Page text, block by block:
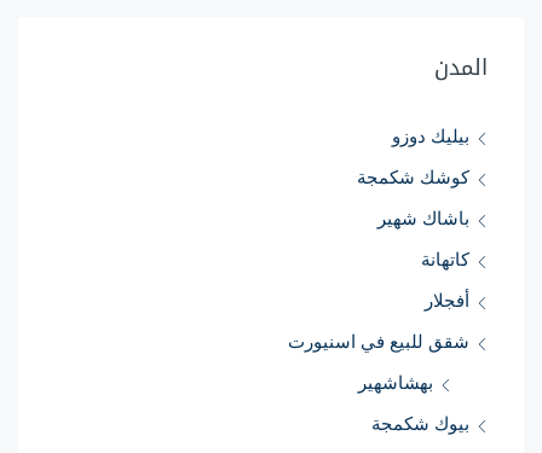
المدن
بيليك دوزو
كوشك شكمجة
باشاك شهير
كاتهانة
أفجلار
شقق للبيع في اسنيورت
بهشاشهير
بيوك شكمجة